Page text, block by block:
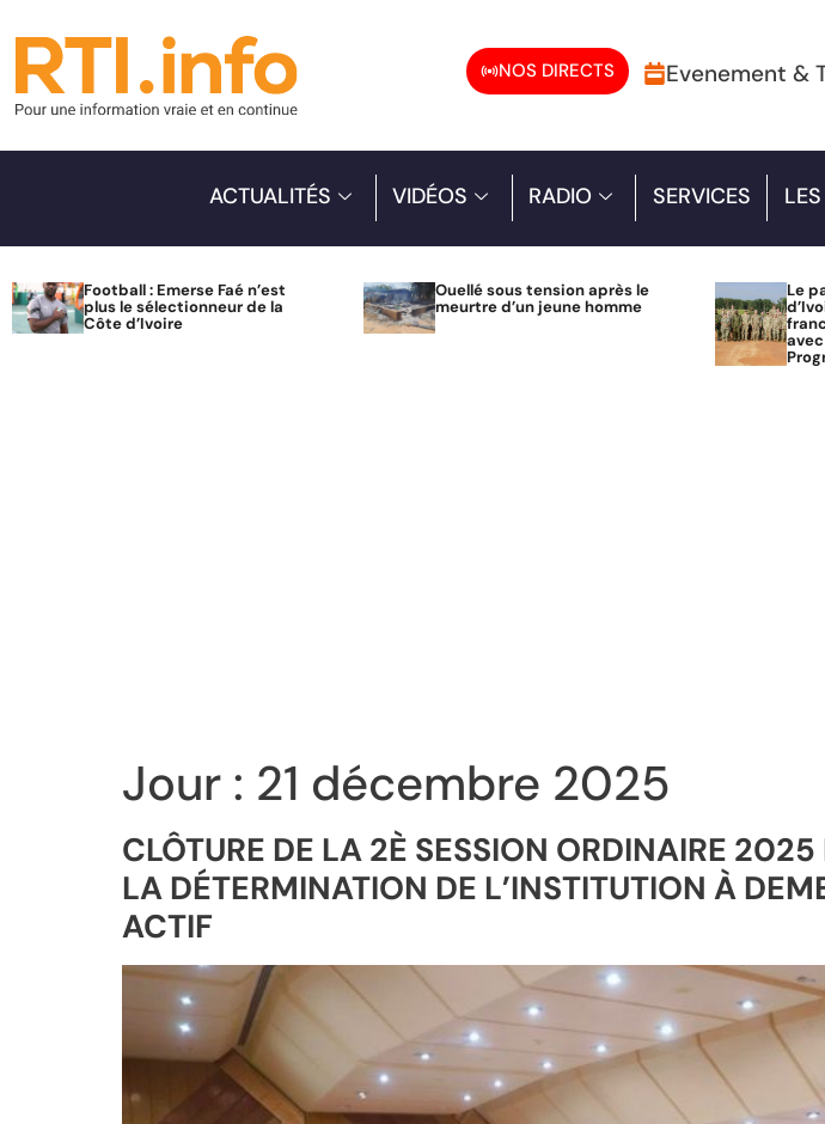
NOS DIRECTS Evenement &
ACTUALITÉS VIDÉOS RADIO SERVICES
Football : Emerse Faé n’est
plus le sélectionneur de la
Côte d’Ivoire
Ouellé sous tension après le
meurtre d’un jeune homme
Le
Jour : 21 décembre 2025
CLÔTURE DE LA 2È SESSION ORDINAIRE
LA DÉTERMINATION DE L’INSTITUTION À
ACTIF